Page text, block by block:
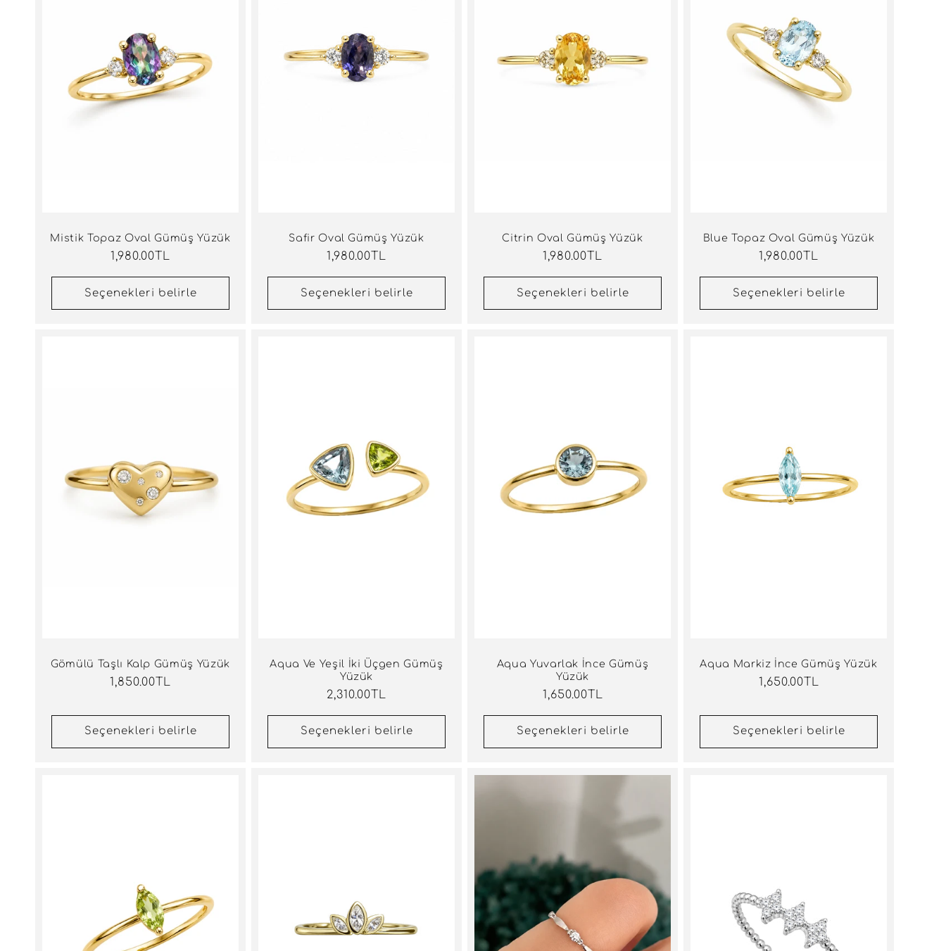
Mistik Topaz Oval Gümüş Yüzük
Normal
1,980.00TL
Seçenekleri belirle
Safir Oval Gümüş Yüzük
Normal
1,980.00TL
Seçenekleri belirle
Citrin Oval Gümüş Yüzük
Normal
1,980.00TL
Seçenekleri belirle
Blue Topaz Oval Gümüş Yüzük
Normal
1,980.00TL
Seçenekleri belirle
Gömülü Taşlı Kalp Gümüş Yüzük
Normal
1,850.00TL
Seçenekleri belirle
Aqua Ve Yeşil İki Üçgen Gümüş
Yüzük
Normal
2,310.00TL
Seçenekleri belirle
Aqua Yuvarlak İnce Gümüş
Yüzük
Normal
1,650.00TL
Seçenekleri belirle
Aqua Markiz İnce Gümüş Yüzük
Normal
1,650.00TL
Seçenekleri belirle